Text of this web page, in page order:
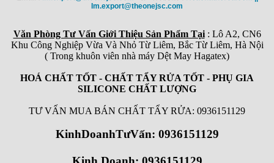
Im.export@theonejsc.com
Văn Phòng Tư Vấn Giới Thiệu Sản Phẩm Tại: Lô A2, CN6
Khu Công Nghiệp Vừa Và Nhỏ Từ Liêm, Bắc Từ Liêm, Hà Nội
( Trong khuôn viên nhà máy Dệt May Hagatex)
HOÁ CHẤT TỐT - CHẤT TẨY RỬA TỐT - PHỤ GIA
SILICONE CHẤT LƯỢNG
TƯ VẤN MUA BÁN CHẤT TẨY RỬA: 0936151129
KinhDoanhTưVấn: 0936151129